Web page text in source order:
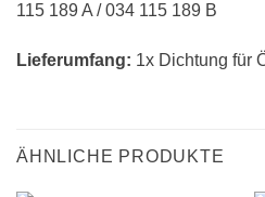
115 189 A / 034 115 189 B
Lieferumfang: 1x Dichtung für
ÄHNLICHE PRODUKTE